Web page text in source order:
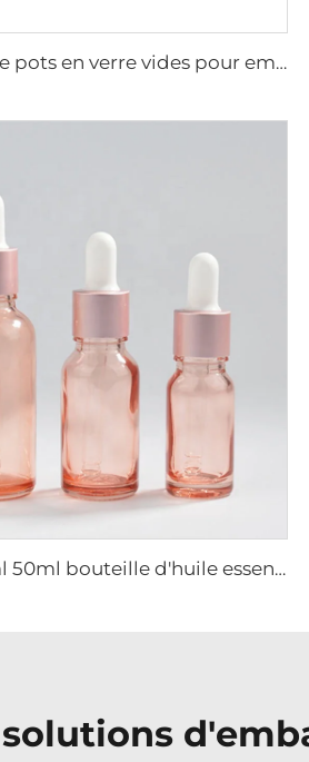
Fournisseur de pots en verre vides pour emballage de crème. Ensemble de bouteilles de soins avec pulvérisateur cosmétique 30g/50g/40ml/100ml/120ml
5ml 15ml 30ml 50ml bouteille d'huile essentielle or rose de luxe à gouttes bouteille cosmétique en verre emballage en verre